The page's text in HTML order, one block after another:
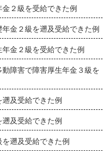
２級を受給できた例
金２級を遡及受給できた例
金２級を受給できた例
障害で障害厚生年金３級を
及受給できた例
及受給できた例
遡及受給できた例